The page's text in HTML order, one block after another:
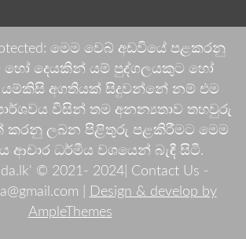
මෙම වෙබ් අඩවියේ පළකරනු
දෙයකින් යම් පුද්ගලයකුට හෝ
යම්කිසි අගතියක් සිදුවන්නේ නම් එම
විසින් තම අනන්‍යතාව තහවුරු
කරනු ලබන පිළිතුරු පළකිරීමට මෙම
ආචාර ධර්මීය වශයෙන් බැඳී සිටී.
© 2021- 2024| Contact Us -
|
Design & develop by
AmpleThemes